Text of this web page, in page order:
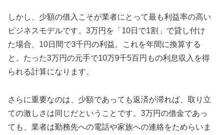
しかし、少額の借入こそが業者にとって最も利益率の高い
ビジネスモデルです。3万円を「10日で1割」で貸し付け
た場合、10日間で3千円の利益。これを年間に換算する
と、たった3万円の元手で10万9千5百円もの利息収入を得
られる計算になります。
さらに重要なのは、少額であっても返済が滞れば、取り立
ての激しさは同じだということです。3万円の借金であっ
ても、業者は勤務先への電話や家族への連絡をためらいま